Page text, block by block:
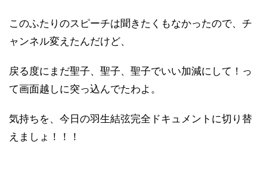
このふたりのスピーチは聞きたくもなかったので、チ
ャンネル変えたんだけど、
戻る度にまだ聖子、聖子、聖子でいい加減にして！っ
て画面越しに突っ込んでたわよ。
気持ちを、今日の羽生結弦完全ドキュメントに切り替
えましょ！！！